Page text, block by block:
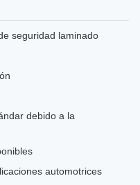
seguridad laminado
debido a la
automotrices